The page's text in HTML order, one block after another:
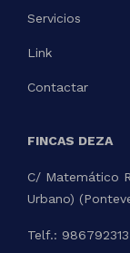
Servicios
Link
Contactar
FINCAS DEZA
C/ Matemático
Urbano)
Telf.: